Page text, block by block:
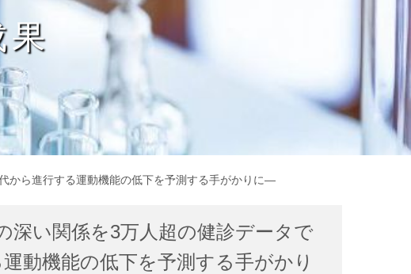
果
から進行する運動機能の低下を予測する手がかりに―
深い関係を3万人超の健診データで
動機能の低下を予測する手がかり